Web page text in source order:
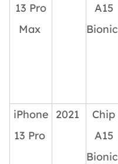
13 Pro
Max
A15
Bionic
iPhone
13 Pro
2021
Chip
A15
Bionic